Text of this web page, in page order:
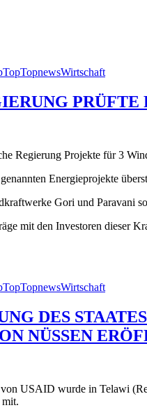
TopTopnewsWirtschaft
Regierung Projekte für 3
Energieprojekte
Gori und Paravani
mit den Investoren dieser
TopTopnewsWirtschaft
DES
NÜSSEN
USAID wurde in Telawi